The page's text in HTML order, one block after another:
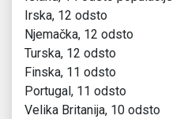
Irska, 12 odsto
Njemačka, 12 odsto
Turska, 12 odsto
Finska, 11 odsto
Portugal, 11 odsto
Velika Britanija, 10 odsto